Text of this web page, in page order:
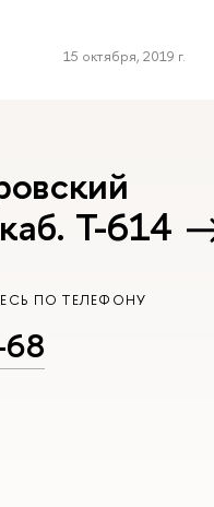
15 октября, 2019 г.
Т-614
ПО ТЕЛЕФОНУ